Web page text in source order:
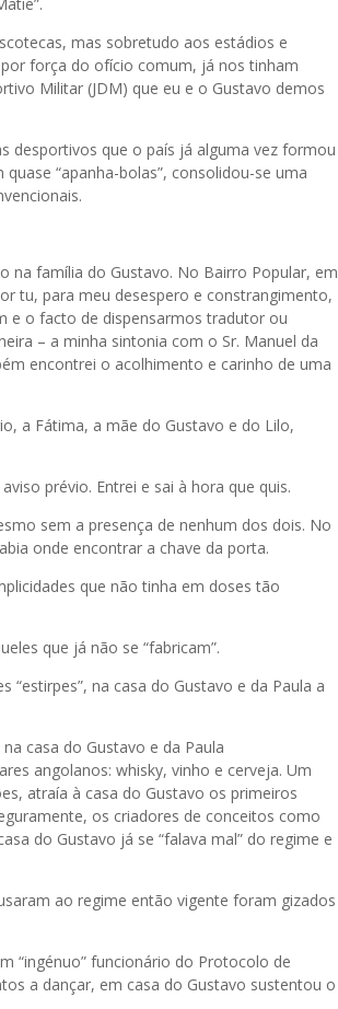
mas sobretudo aos estádios e
força do ofício comum, já nos tinham
Militar (JDM) que eu e o Gustavo demos
desportivos que o país já alguma vez formou
“apanha-bolas”, consolidou-se uma
na família do Gustavo. No Bairro Popular, em
tu, para meu desespero e constrangimento,
e o facto de dispensarmos tradutor ou
– a minha sintonia com o Sr. Manuel da
encontrei o acolhimento e carinho de uma
a Fátima, a mãe do Gustavo e do Lilo,
prévio. Entrei e sai à hora que quis.
sem a presença de nenhum dos dois. No
onde encontrar a chave da porta.
que não tinha em doses tão
que já não se “fabricam”.
na casa do Gustavo e da Paula a
casa do Gustavo e da Paula
angolanos: whisky, vinho e cerveja. Um
atraía à casa do Gustavo os primeiros
os criadores de conceitos como
do Gustavo já se “falava mal” do regime e
ao regime então vigente foram gizados
“ingénuo” funcionário do Protocolo de
a dançar, em casa do Gustavo sustentou o